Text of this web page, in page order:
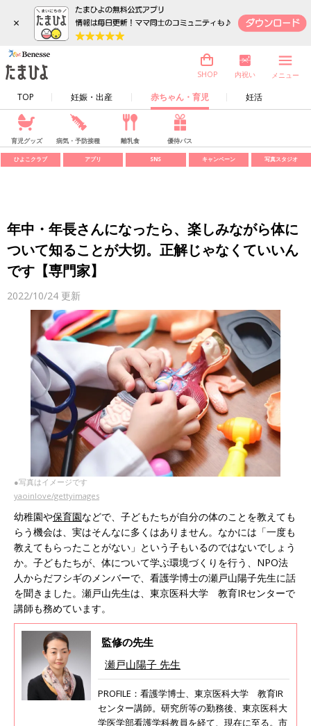
×
TOP 妊娠・出産 赤ちゃん・育児 妊活
SHOP 内祝い メニュー
育児グッズ 病気・予防接種 離乳食 優待パス
ひよこクラブ アプリ SNS キャンペーン 写真スタジオ
年中・年長さんになったら、楽しみながら体に
ついて知ることが大切。正解じゃなくていいん
です【専門家】
2022/10/24 更新
●写真はイメージです
yaoinlove/gettyimages
幼稚園や保育園などで、子どもたちが自分の体のことを教えても
らう機会は、実はそんなに多くはありません。なかには「一度も
教えてもらったことがない」という子もいるのではないでしょう
か。子どもたちが、体について学ぶ環境づくりを行う、NPO法
人からだフシギのメンバーで、看護学博士の瀬戸山陽子先生に話
を聞きました。瀬戸山先生は、東京医科大学 教育IRセンターで
講師も務めています。
監修の先生
瀬戸山陽子 先生
PROFILE：看護学博士、東京医科大学 教育IR
センター講師。研究所等の勤務後、東京医科大
学医学部看護学科教員を経て、現在に至る。市